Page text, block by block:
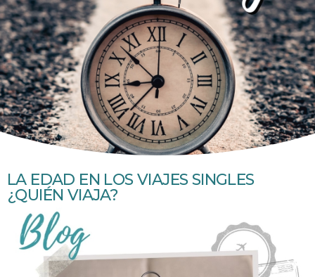
LA EDAD EN LOS VIAJES SINGLES
¿QUIÉN VIAJA?